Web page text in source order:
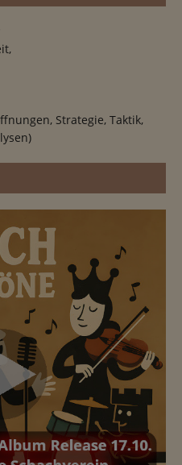
Strategie, Taktik,